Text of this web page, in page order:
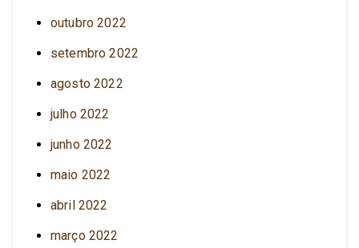
outubro 2022
setembro 2022
agosto 2022
julho 2022
junho 2022
maio 2022
abril 2022
março 2022